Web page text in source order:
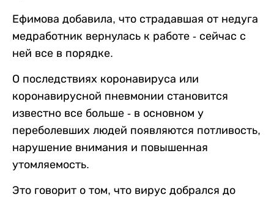
Ефимова добавила, что страдавшая от недуга
медработник вернулась к работе - сейчас с
ней все в порядке.
О последствиях коронавируса или
коронавирусной пневмонии становится
известно все больше - в основном у
переболевших людей появляются потливость,
нарушение внимания и повышенная
утомляемость.
Это говорит о том, что вирус добрался до